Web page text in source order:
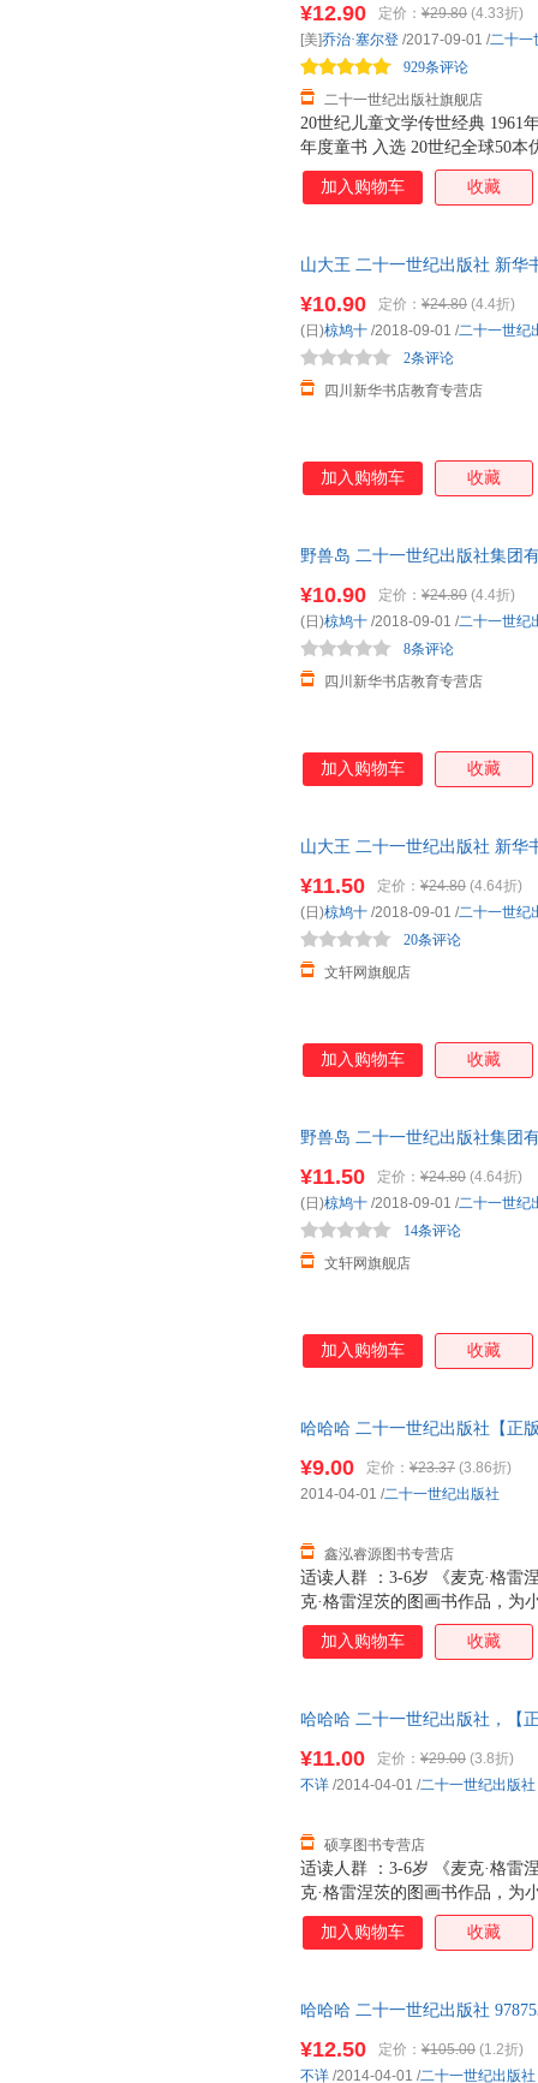
20世纪儿童文学传世经典 1961
年度童书 入选 20世纪全球50本
合孩子阅读的精品图书 入选 中
儿童课堂书目，全球累计销量
给灵魂以寄托之处；请时时回
¥12.90 定价： ¥29.80 (4.33折)
二十一世纪出版社旗舰店
929条评论
[美]乔治·塞尔登 /2017-09-01 /二十一
加入购物车 收藏
山大王 二十一世纪出版社 新华
¥10.90 定价： ¥24.80 (4.4折)
四川新华书店教育专营店
2条评论
(日)椋鸠十 /2018-09-01 /二十一世纪
加入购物车 收藏
野兽岛 二十一世纪出版社集团
¥10.90 定价： ¥24.80 (4.4折)
四川新华书店教育专营店
8条评论
(日)椋鸠十 /2018-09-01 /二十一世纪
加入购物车 收藏
山大王 二十一世纪出版社 新华
¥11.50 定价： ¥24.80 (4.64折)
文轩网旗舰店
20条评论
(日)椋鸠十 /2018-09-01 /二十一世纪
加入购物车 收藏
野兽岛 二十一世纪出版社集团
¥11.50 定价： ¥24.80 (4.64折)
文轩网旗舰店
14条评论
(日)椋鸠十 /2018-09-01 /二十一世纪
加入购物车 收藏
哈哈哈 二十一世纪出版社【正
适读人群 ：3-6岁 《麦克·格雷
克·格雷涅茨的图画书作品，为
事。意境的展开妙趣横生，充
喜，适合2-6岁幼儿阅读。是
¥9.00 定价： ¥23.37 (3.86折)
鑫泓睿源图书专营店
2014-04-01 /二十一世纪出版社
加入购物车 收藏
哈哈哈 二十一世纪出版社，【
适读人群 ：3-6岁 《麦克·格雷
克·格雷涅茨的图画书作品，为
事。意境的展开妙趣横生，充
喜，适合2-6岁幼儿阅读。是
¥11.00 定价： ¥29.00 (3.8折)
硕享图书专营店
不详 /2014-04-01 /二十一世纪出版社
加入购物车 收藏
哈哈哈 二十一世纪出版社
¥12.50 定价： ¥105.00 (1.2折)
不详 /2014-04-01 /二十一世纪出版社